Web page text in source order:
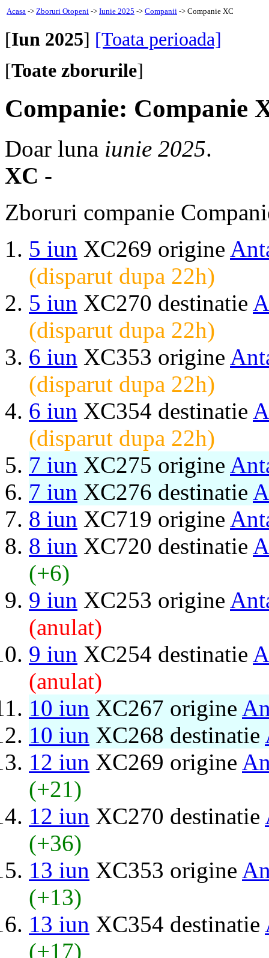
Acasa -> Zboruri Otopeni -> Iunie 2025 -> Companii -> Companie XC
[Iun 2025] [Toata perioada]
[Toate zborurile]
Companie: Companie
Doar luna iunie 2025.
XC -
Zboruri companie
5 iun XC269 origine
(disparut dupa 22h)
5 iun XC270 destinatie
(disparut dupa 22h)
6 iun XC353 origine
(disparut dupa 22h)
6 iun XC354 destinatie
(disparut dupa 22h)
7 iun XC275 origine
7 iun XC276 destinatie
8 iun XC719 origine
8 iun XC720 destinatie
(+6)
9 iun XC253 origine
(anulat)
9 iun XC254 destinatie
(anulat)
10 iun XC267 origine
10 iun XC268 destinatie
12 iun XC269 origine
(+21)
12 iun XC270 destinatie
(+36)
13 iun XC353 origine
(+13)
13 iun XC354 destinatie
(+17)